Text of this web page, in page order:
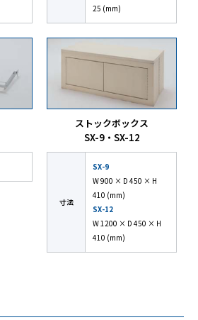
25 (mm)
ストックボックス
SX-9・SX-12
寸法
SX-9
W 900 × D 450 × H
410 (mm)
SX-12
W 1200 × D 450 × H
410 (mm)